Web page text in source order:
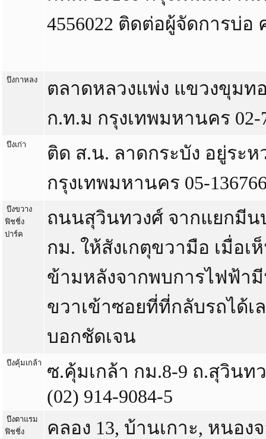
4556022 ติดต่อผู้จัดการบ่
บึงกาหลง
ตลาดหลวงแพ่ง แขวงขุมท
ก.ท.ม กรุงเทพมหานคร 02-
บึงเก่า
ติด ส.น. ลาดกระบัง อยู่ระห
กรุงเทพมหานคร 05-
บึงขวาง
ฟิชชิ่ง
ปาร์ค
ถนนสุวินทวงศ์ จากแยกมี
กม. ให้สังเกตุขวามือ เมื่อ
ข้ามหลังจากพบการไฟฟ้ามี
ขวาเข้าซอยที่ที่กลับรถได้เ
บอกชัดเจน
บึงคุ้มเกล้า
ซ.คุ้มเกล้า กม.8-9 ถ.สุวินท
(02) 914-9084-5
บึงตาแรม
ฟิชชิ่ง
คลอง 13, บ้านเกาะ, หนอง